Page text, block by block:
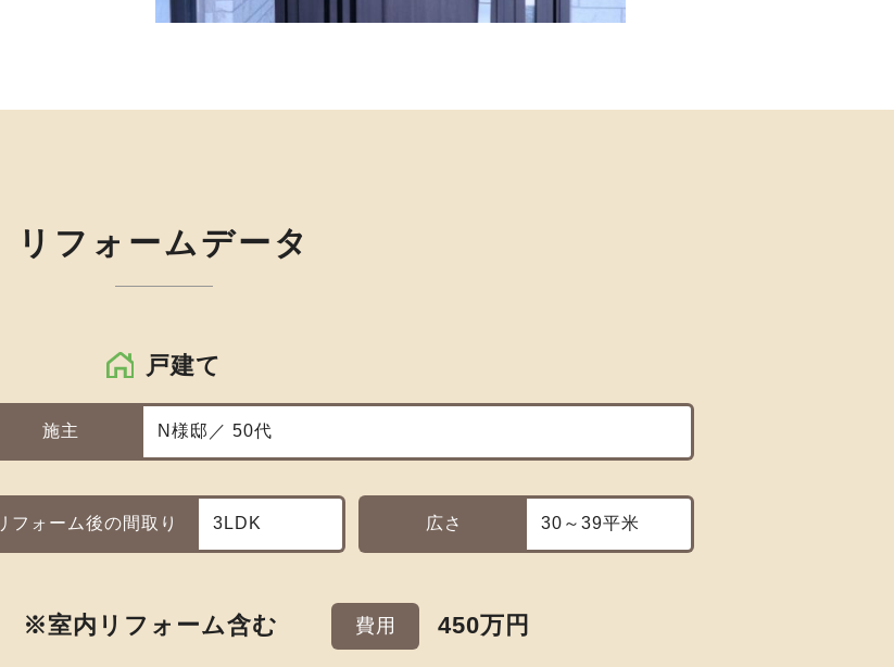
リフォームデータ
戸建て
施主 N様邸／ 50代
フォーム後の間取り 3LDK 広さ 30～39平米
※室内リフォーム含む 費用 450万円